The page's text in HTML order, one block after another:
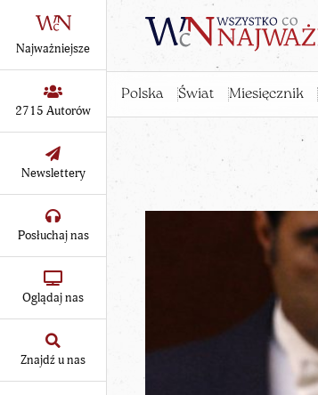
Polska Świat Miesięcznik
Najważniejsze
2715 Autorów
Newslettery
Posłuchaj nas
Oglądaj nas
Znajdź u nas